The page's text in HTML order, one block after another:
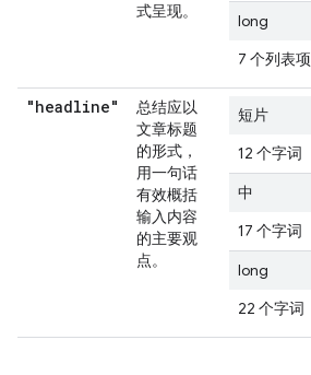
式呈现。
long
7 个列表项
"headline"
总结应以
文章标题
的形式，
用一句话
有效概括
输入内容
的主要观
点。
短片
12 个字词
中
17 个字词
long
22 个字词